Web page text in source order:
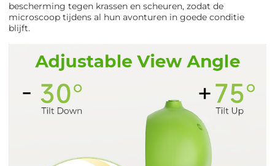
bescherming tegen krassen en scheuren, zodat de
microscoop tijdens al hun avonturen in goede conditie
blijft.